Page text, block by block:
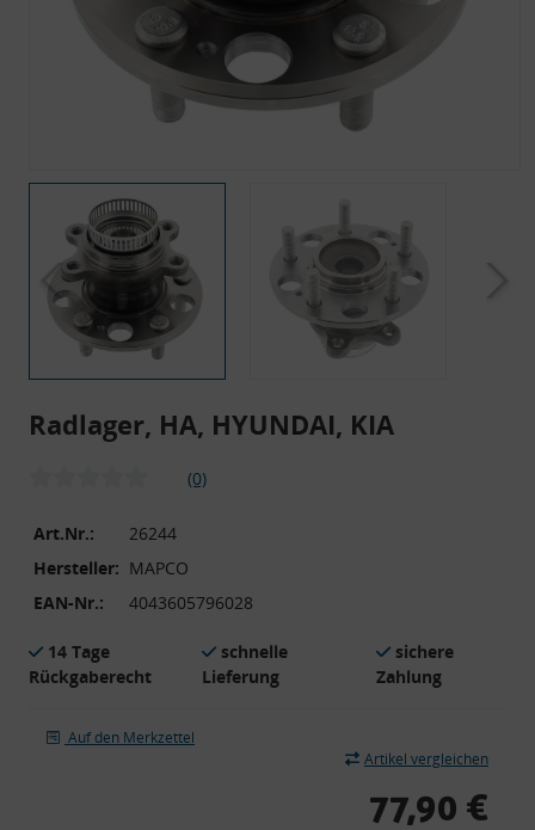
Radlager, HA, HYUNDAI, KIA
(0)
Art.Nr.:
26244
Hersteller: MAPCO
EAN-Nr.:
4043605796028
14 Tage
Rückgaberecht
schnelle
Lieferung
sichere
Zahlung
Auf den Merkzettel
Artikel vergleichen
77,90 €